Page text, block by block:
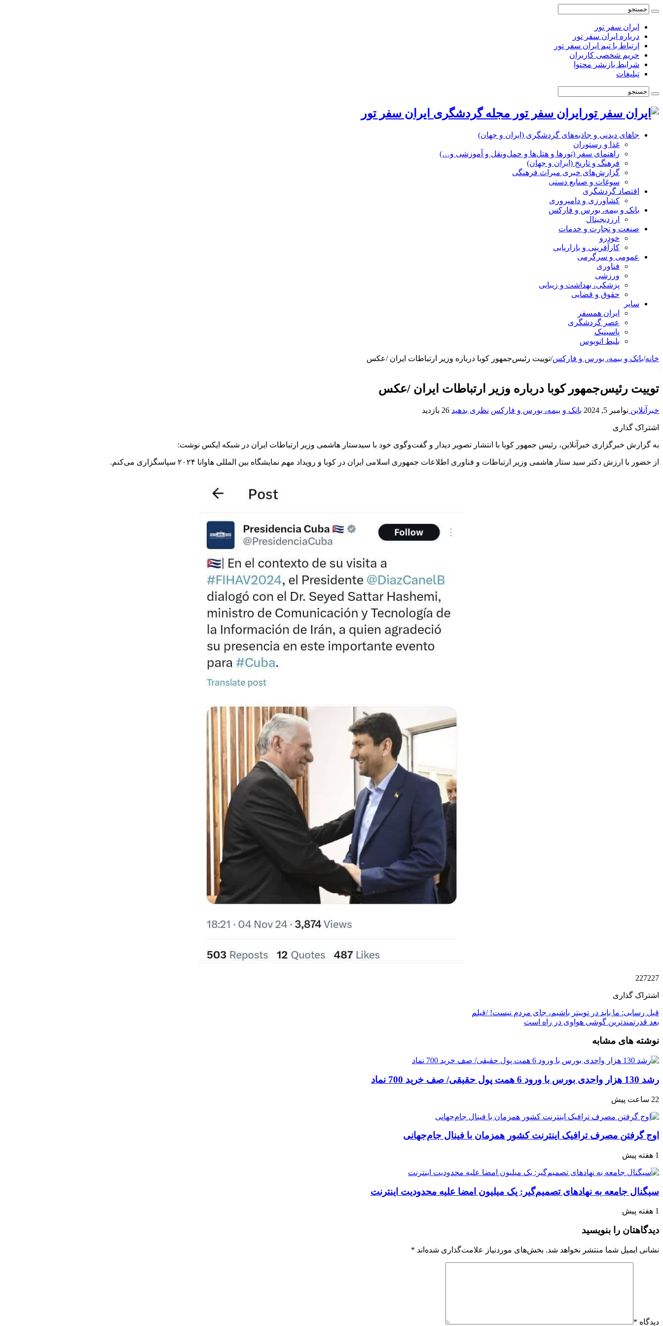
ایران سفر تور
درباره ایران سفر تور
ارتباط با تیم ایران سفر تور
حریم شخصی کاربران
شرایط بازنشر محتوا
تبلیغات
ایران سفر تور مجله گردشگری ایران سفر تور
جاهای دیدنی و جاذبه‌های گردشگری (ایران و جهان)
غذا و رستوران
راهنمای سفر (تورها و هتل‌ها و حمل‌و‌نقل و آموزشی و…)
فرهنگ و تاریخ (ایران و جهان)
گزارش‌های خبری میراث فرهنگی
سوغات و صنایع دستی
اقتصاد گردشگری
کشاورزی و دامپروری
بانک و بیمه، بورس و فارکس
ارزدیجیتال
صنعت و تجارت و خدمات
خودرو
کارآفرینی و بازاریابی
عمومی و سرگرمی
فناوری
ورزشی
پزشکی، بهداشت و زیبایی
حقوق و قضایی
سایر
ایران همسفر
عصر گردشگری
پاسینیک
بلیط اتوبوس
خانه/بانک و بیمه، بورس و فارکس/توییت رئیس‌جمهور کوبا درباره وزیر ارتباطات ایران /عکس
توییت رئیس‌جمهور کوبا درباره وزیر ارتباطات ایران /عکس
خبرآنلاین نوامبر 5, 2024 بانک و بیمه، بورس و فارکس نظری بدهید 26 بازدید
اشتراک گذاری
به گزارش خبرگزاری خبرآنلاین، رئیس جمهور کوبا با انتشار تصویر دیدار و گفت‌وگوی خود با سیدستار هاشمی وزیر ارتباطات ایران در شبکه ایکس نوشت:
از حضور با ارزش دکتر سید ستار هاشمی وزیر ارتباطات و فناوری اطلاعات جمهوری اسلامی ایران در کوبا و رویداد مهم نمایشگاه بین المللی هاوانا ۲۰۲۴ سپاسگزاری می‌کنم.
227227
اشتراک گذاری
قبل رسایی: ما باید در توییتر باشیم، جای مردم نیست! /فیلم
بعد قدرتمندترین گوشی هواوی در راه است
نوشته های مشابه
رشد 130 هزار واحدی بورس با ورود 6 همت پول حقیقی/ صف خرید 700 نماد
22 ساعت پیش
اوج گرفتن مصرف ترافیک اینترنت کشور همزمان با فینال جام‌جهانی
1 هفته پیش
سیگنال جامعه به نهادهای تصمیم‌گیر: یک میلیون امضا علیه محدودیت اینترنت
1 هفته پیش
دیدگاهتان را بنویسید
نشانی ایمیل شما منتشر نخواهد شد. بخش‌های موردنیاز علامت‌گذاری شده‌اند *
دیدگاه *